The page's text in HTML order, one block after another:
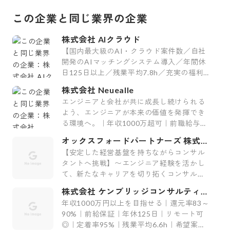
この企業と同じ業界の企業
株式会社 AIクラウド
【国内最大級のAI・クラウド案件数／自社
開発のAIマッチングシステム導入／年間休
日125日以上／残業平均7.8h／充実の福利
株式会社 Neuealle
エンジニアと会社が共に成長し続けられる
よう、エンジニアが本来の価値を発揮でき
る環境へ。｜年収1000万超可｜前職給与保
オックスフォードパートナーズ 株式会
社
【安定した経営基盤を持ちながらコンサル
タントへ挑戦】〜エンジニア経験を活かし
て、新たなキャリアを切り拓くコンサルテ
株式会社 ケンブリッジコンサルティン
グ
年収1000万円以上を目指せる｜還元率83～
90%｜前給保証｜年休125日｜リモート可
◎｜定着率95%｜残業平均6.6h｜希望案件